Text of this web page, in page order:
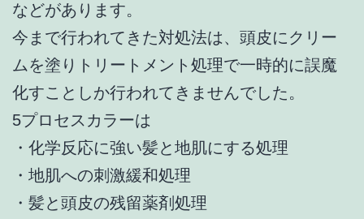
などがあります。
今まで行われてきた対処法は、頭皮にクリー
ムを塗りトリートメント処理で一時的に誤魔
化すことしか行われてきませんでした。
5プロセスカラーは
・化学反応に強い髪と地肌にする処理
・地肌への刺激緩和処理
・髪と頭皮の残留薬剤処理